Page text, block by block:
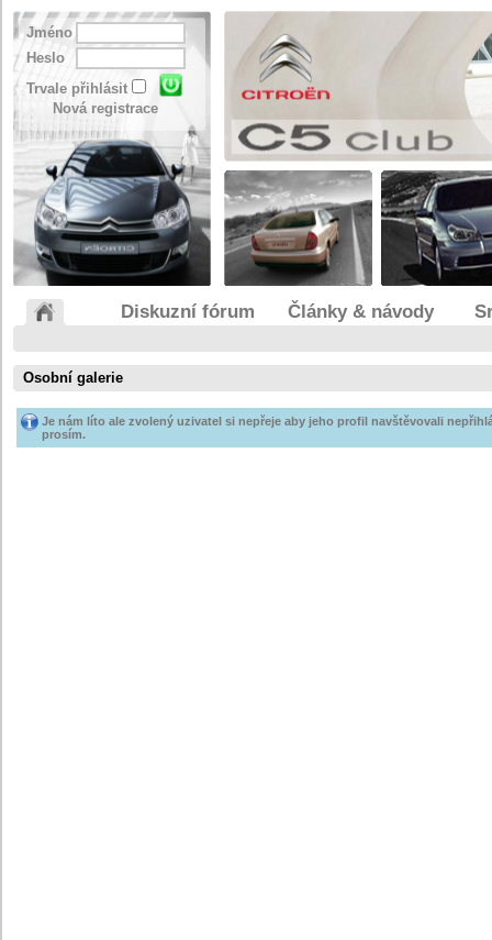
Jméno
Heslo
Trvale přihlásit
Nová registrace
Diskuzní fórum Články & návody
Osobní galerie
Je nám líto ale zvolený uzivatel si nepřeje aby jeho profil navštěvovali
prosím.